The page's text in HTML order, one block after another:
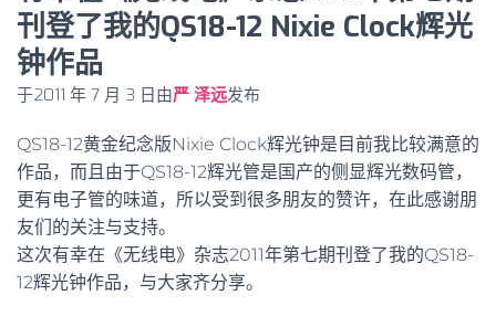
刊登了我的QS18-12 Nixie Clock辉光
钟作品
于2011 年 7 月 3 日 由严 泽远发布
QS18-12黄金纪念版Nixie Clock辉光钟是目前我比较满意的
作品，而且由于QS18-12辉光管是国产的侧显辉光数码管，
更有电子管的味道，所以受到很多朋友的赞许，在此感谢朋
友们的关注与支持。
这次有幸在《无线电》杂志2011年第七期刊登了我的QS18-
12辉光钟作品，与大家齐分享。